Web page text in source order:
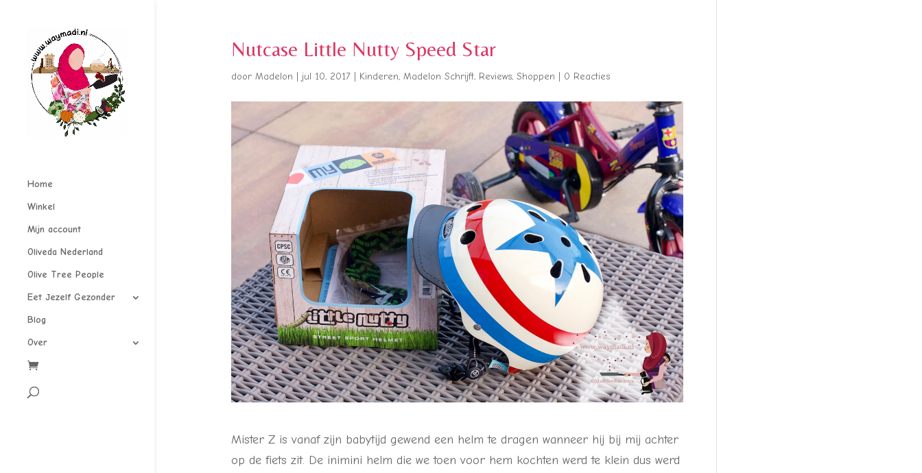
Home
Winkel
Mijn account
Oliveda Nederland
Olive Tree People
Eet Jezelf Gezonder
Blog
Over
Nutcase Little Nutty Speed Star
door Madelon jul 10, 2017| Kinderen, Madelon Schrijft, Reviews, Shoppen 0 Reacties
Mister Z is vanaf zijn babytijd gewend een helm te dragen wanneer hij bij mij achter
op de fiets zit. De inimini helm die we toen voor hem kochten werd te klein dus werd